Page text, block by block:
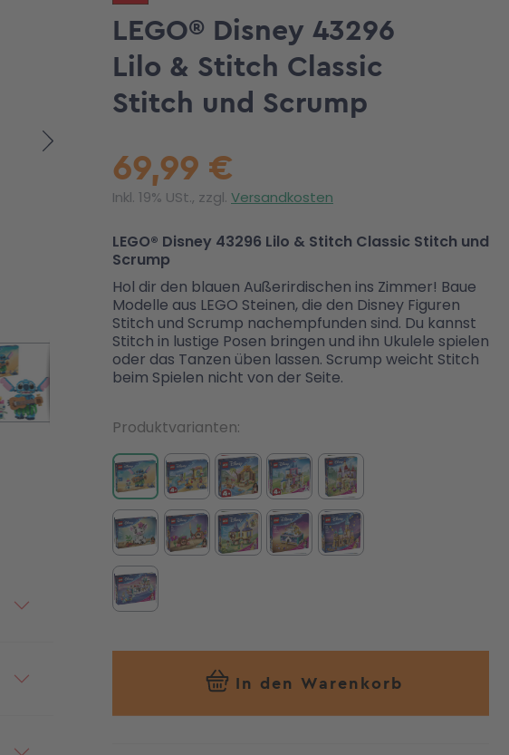
LEGO® Disney 43296
Lilo & Stitch Classic
Stitch und Scrump
69,99 €
Inkl. 19% USt., zzgl. Versandkosten
LEGO® Disney 43296 Lilo & Stitch Classic Stitch und
Scrump
Hol dir den blauen Außerirdischen ins Zimmer! Baue
Modelle aus LEGO Steinen, die den Disney Figuren
Stitch und Scrump nachempfunden sind. Du kannst
Stitch in lustige Posen bringen und ihn Ukulele spielen
oder das Tanzen üben lassen. Scrump weicht Stitch
beim Spielen nicht von der Seite.
In den Warenkorb
Produktvarianten